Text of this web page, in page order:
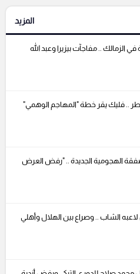
المزيد
الزمالك .. مفاجآت بيزيرا وعبد الله
.. فليك يقر خطة "المهاجم الوهمي"
الهجومية الجديدة .. "رفض العرض
الشاب .. وصراع بين الهلال وأهلي